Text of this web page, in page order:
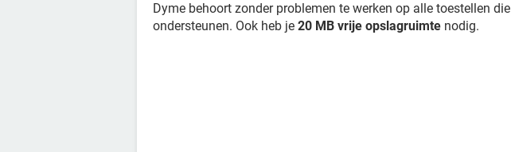
Dyme behoort zonder problemen te werken op alle toestellen die
ondersteunen. Ook heb je 20 MB vrije opslagruimte nodig.